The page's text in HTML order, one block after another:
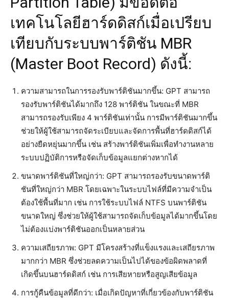
เทคโนโลยีฮาร์ดดิสก์เมื่อเปรียบ
เทียบกับระบบพาร์ติชัน MBR
(Master Boot Record) ดังนี้:
ความสามารถในการรองรับพาร์ติชันมากขึ้น: GPT สามารถ
รองรับพาร์ติชันได้มากถึง 128 พาร์ติชัน ในขณะที่ MBR
สามารถรองรับเพียง 4 พาร์ติชันเท่านั้น การมีพาร์ติชันมากขึ้น
ช่วยให้ผู้ใช้สามารถจัดระเบียบและจัดการพื้นที่ฮาร์ดดิสก์ได้
อย่างยืดหยุ่นมากขึ้น เช่น สร้างพาร์ติชันเพิ่มเพื่อทำงานหลาย
ระบบปฏิบัติการหรือจัดเก็บข้อมูลแยกต่างหากได้
ขนาดพาร์ติชันที่ใหญ่กว่า: GPT สามารถรองรับขนาดพาร์ติ
ชันที่ใหญ่กว่า MBR โดยเฉพาะในระบบไฟล์ที่มีความจำเป็น
ต้องใช้พื้นที่มาก เช่น การใช้ระบบไฟล์ NTFS บนพาร์ติชัน
ขนาดใหญ่ ซึ่งช่วยให้ผู้ใช้สามารถจัดเก็บข้อมูลได้มากขึ้นโดย
ไม่ต้องแบ่งพาร์ติชันออกเป็นหลายส่วน
ความเสถียรภาพ: GPT มีโครงสร้างที่แข็งแรงและเสถียรภาพ
มากกว่า MBR ซึ่งช่วยลดความเป็นไปได้ของข้อผิดพลาดที่
เกิดขึ้นบนฮาร์ดดิสก์ เช่น การเสียหายหรือสูญเสียข้อมูล
การกู้คืนข้อมูลที่ดีกว่า: เมื่อเกิดปัญหาที่เกี่ยวข้องกับพาร์ติชัน